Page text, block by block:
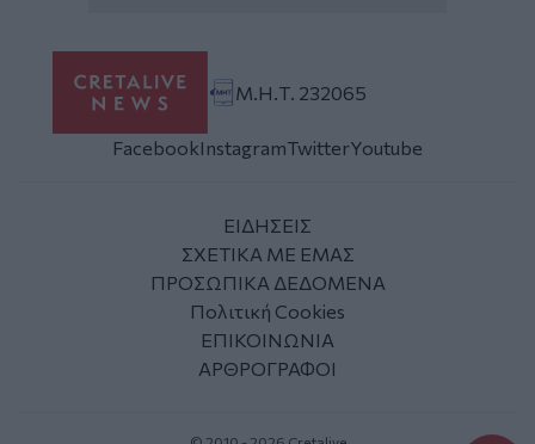
Μ.Η.Τ. 232065
FacebookInstagramTwitterYoutube
ΕΙΔΗΣΕΙΣ
ΣΧΕΤΙΚΑ ΜΕ ΕΜΑΣ
ΠΡΟΣΩΠΙΚΑ ΔΕΔΟΜΕΝΑ
Πολιτική Cookies
ΕΠΙΚΟΙΝΩΝΙΑ
ΑΡΘΡΟΓΡΑΦΟΙ